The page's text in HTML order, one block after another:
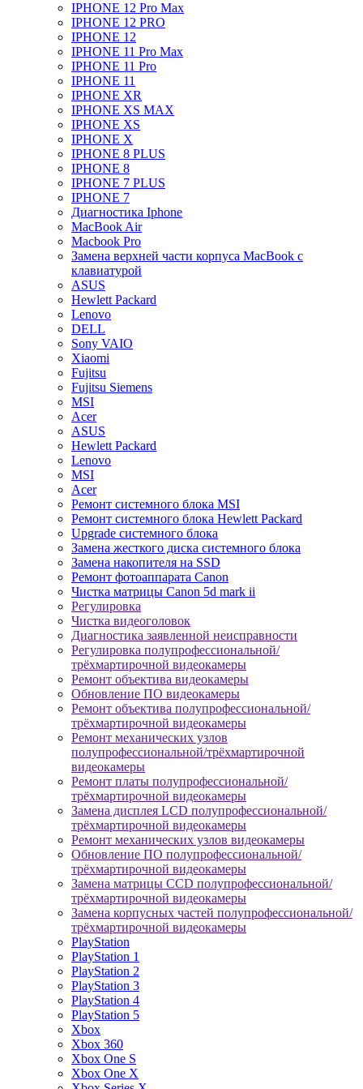
IPHONE 12 Pro Max
IPHONE 12 PRO
IPHONE 12
IPHONE 11 Pro Max
IPHONE 11 Pro
IPHONE 11
IPHONE XR
IPHONE XS MAX
IPHONE XS
IPHONE X
IPHONE 8 PLUS
IPHONE 8
IPHONE 7 PLUS
IPHONE 7
Диагностика Iphone
MacBook Air
Macbook Pro
Замена верхней части корпуса MacBook с
клавиатурой
ASUS
Hewlett Packard
Lenovo
DELL
Sony VAIO
Xiaomi
Fujitsu
Fujitsu Siemens
MSI
Acer
ASUS
Hewlett Packard
Lenovo
MSI
Acer
Ремонт системного блока MSI
Ремонт системного блока Hewlett Packard
Upgrade системного блока
Замена жесткого диска системного блока
Замена накопителя на SSD
Ремонт фотоаппарата Canon
Чистка матрицы Canon 5d mark ii
Регулировка
Чистка видеоголовок
Диагностика заявленной неисправности
Регулировка полупрофессиональной/
трёхмартирочной видеокамеры
Ремонт объектива видеокамеры
Обновление ПО видеокамеры
Ремонт объектива полупрофессиональной/
трёхмартирочной видеокамеры
Ремонт механических узлов
полупрофессиональной/трёхмартирочной
видеокамеры
Ремонт платы полупрофессиональной/
трёхмартирочной видеокамеры
Замена дисплея LCD полупрофессиональной/
трёхмартирочной видеокамеры
Ремонт механических узлов видеокамеры
Обновление ПО полупрофессиональной/
трёхмартирочной видеокамеры
Замена матрицы CCD полупрофессиональной/
трёхмартирочной видеокамеры
Замена корпусных частей полупрофессиональной/
трёхмартирочной видеокамеры
PlayStation
PlayStation 1
PlayStation 2
PlayStation 3
PlayStation 4
PlayStation 5
Xbox
Xbox 360
Xbox One S
Xbox One X